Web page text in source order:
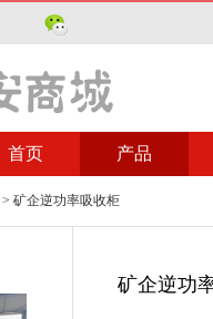
首页 产品
> 矿企逆功率吸收柜
矿企逆功